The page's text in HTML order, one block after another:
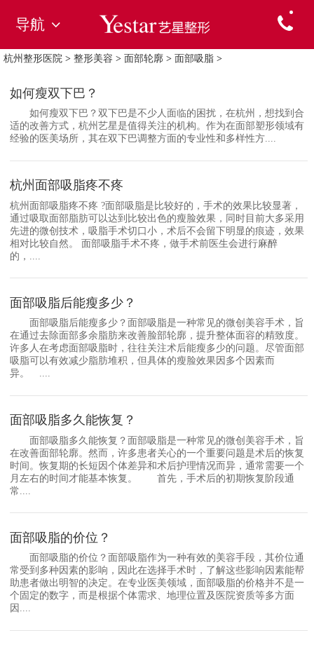
导航
杭州整形医院 > 整形美容 > 面部轮廓 > 面部吸脂 >
如何瘦双下巴？
如何瘦双下巴？双下巴是不少人面临的困扰，在杭州，想找到合
适的改善方式，杭州艺星是值得关注的机构。作为在面部塑形领域有
经验的医美场所，其在双下巴调整方面的专业性和多样性方....
杭州面部吸脂疼不疼
杭州面部吸脂疼不疼 ?面部吸脂是比较好的，手术的效果比较显著，
通过吸取面部脂肪可以达到比较出色的瘦脸效果，同时目前大多采用
先进的微创技术，吸脂手术切口小，术后不会留下明显的痕迹，效果
相对比较自然。 面部吸脂手术不疼，做手术前医生会进行麻醉
的，....
面部吸脂后能瘦多少？
面部吸脂后能瘦多少？面部吸脂是一种常见的微创美容手术，旨
在通过去除面部多余脂肪来改善脸部轮廓，提升整体面容的精致度。
许多人在考虑面部吸脂时，往往关注术后能瘦多少的问题。尽管面部
吸脂可以有效减少脂肪堆积，但具体的瘦脸效果因多个因素而
异。 ....
面部吸脂多久能恢复？
面部吸脂多久能恢复？面部吸脂是一种常见的微创美容手术，旨
在改善面部轮廓。然而，许多患者关心的一个重要问题是术后的恢复
时间。恢复期的长短因个体差异和术后护理情况而异，通常需要一个
月左右的时间才能基本恢复。 首先，手术后的初期恢复阶段通
常....
面部吸脂的价位？
面部吸脂的价位？面部吸脂作为一种有效的美容手段，其价位通
常受到多种因素的影响，因此在选择手术时，了解这些影响因素能帮
助患者做出明智的决定。在专业医美领域，面部吸脂的价格并不是一
个固定的数字，而是根据个体需求、地理位置及医院资质等多方面
因....